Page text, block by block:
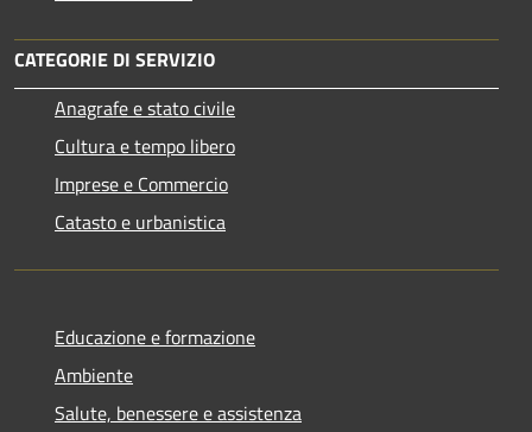
CATEGORIE DI SERVIZIO
Anagrafe e stato civile
Cultura e tempo libero
Imprese e Commercio
Catasto e urbanistica
Educazione e formazione
Ambiente
Salute, benessere e assistenza